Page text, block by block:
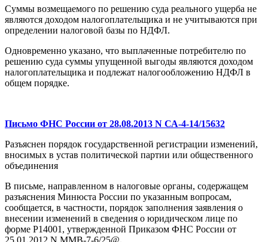
Суммы возмещаемого по решению суда реального ущерба не
являются доходом налогоплательщика и не учитываются при
определении налоговой базы по НДФЛ.
Одновременно указано, что выплаченные потребителю по
решению суда суммы упущенной выгоды являются доходом
налогоплательщика и подлежат налогообложению НДФЛ в
общем порядке.
Письмо ФНС России от 28.08.2013 N СА-4-14/15632
Разъяснен порядок государственной регистрации изменений,
вносимых в устав политической партии или общественного
объединения
В письме, направленном в налоговые органы, содержащем
разъяснения Минюста России по указанным вопросам,
сообщается, в частности, порядок заполнения заявления о
внесении изменений в сведения о юридическом лице по
форме Р14001, утвержденной Приказом ФНС России от